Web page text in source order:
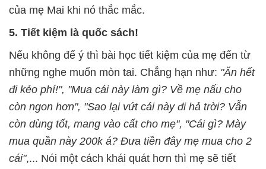
của mẹ Mai khi nó thắc mắc.
5. Tiết kiệm là quốc sách!
Nếu không để ý thì bài học tiết kiệm của mẹ đến từ
những nghe muốn mòn tai. Chẳng hạn như: "Ăn hết
đi kẻo phí!", "Mua cái này làm gì? Về mẹ nấu cho
còn ngon hơn", "Sao lại vứt cái này đi hả trời? Vẫn
còn dùng tốt, mang vào cất cho mẹ", "Cái gì? Mày
mua quần này 200k á? Đưa tiền đây mẹ mua cho 2
cái",... Nói một cách khái quát hơn thì mẹ sẽ tiết